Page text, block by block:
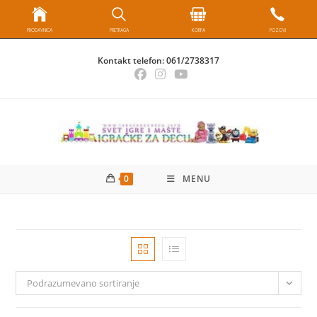
Kontakt telefon:061/2738317
0 MENU
Podrazumevano sortiranje
PRODAVNICA PRETRAGA KORPA POZOVI